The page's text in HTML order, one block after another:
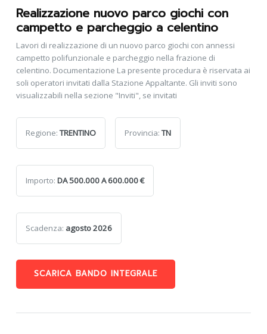
Realizzazione nuovo parco giochi con
campetto e parcheggio a celentino
Lavori di realizzazione di un nuovo parco giochi con annessi
campetto polifunzionale e parcheggio nella frazione di
celentino. Documentazione La presente procedura è riservata ai
soli operatori invitati dalla Stazione Appaltante. Gli inviti sono
visualizzabili nella sezione "Inviti", se invitati
Regione:TRENTINO Provincia:TN
Importo: DA 500.000 A 600.000 €
Scadenza: agosto 2026
SCARICA BANDO INTEGRALE